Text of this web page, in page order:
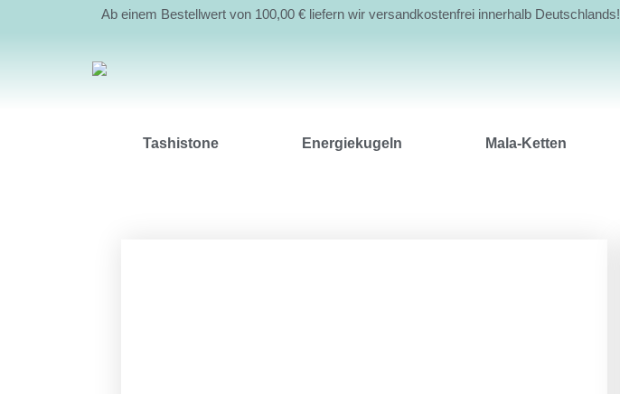
Ab einem Bestellwert von 100,00 € liefern wir versandkostenfrei innerhalb Deutschlands!
Tashistone Energiekugeln Mala-Ketten